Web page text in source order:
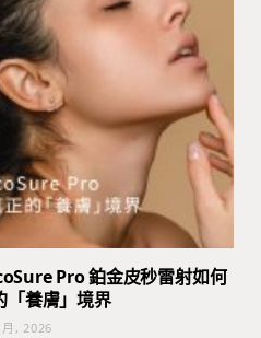
Pro 鉑金皮秒雷射如何
「養膚」境界
月, 2026